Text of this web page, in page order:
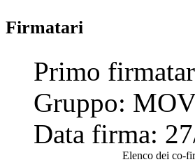
Firmatari
Primo
Gruppo:
Data firma:
Elenco dei co-